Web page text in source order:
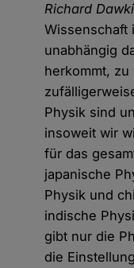
Richard
Wissenschaft
unabhängig
herkommt, zu
Physik sind
insoweit wir
für das
japanische
Physik und
indische
gibt nur die
die